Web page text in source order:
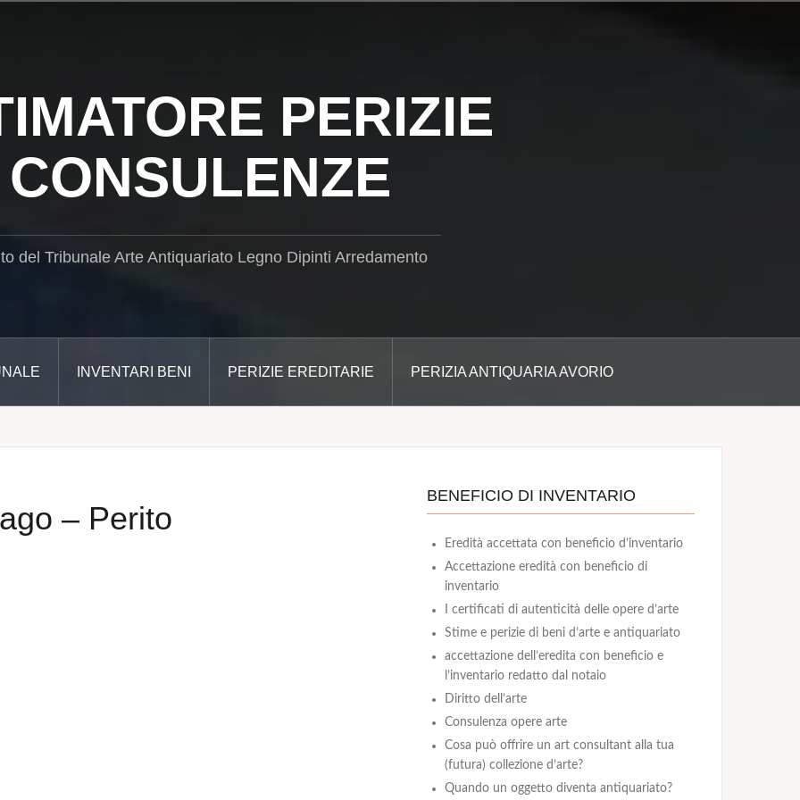
PERIZIE
CONSULENZE
del Tribunale Arte Antiquariato Legno Dipinti Arredamento
INVENTARI BENI PERIZIE EREDITARIE PERIZIA ANTIQUARIA AVORIO
– Perito
BENEFICIO DI INVENTARIO
Eredità accettata con beneficio d’inventario
Accettazione eredità con beneficio di
inventario
I certificati di autenticità delle opere d’arte
Stime e perizie di beni d’arte e antiquariato
accettazione dell’eredita con beneficio e
l’inventario redatto dal notaio
Diritto dell’arte
Consulenza opere arte
Cosa può offrire un art consultant alla tua
(futura) collezione d’arte?
Quando un oggetto diventa antiquariato?